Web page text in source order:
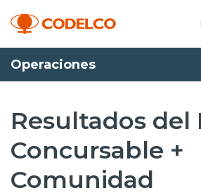
Transparencia activa
Nosotros
Operaciones
Operaciones
Resultados del
Concursable +
Comunidad